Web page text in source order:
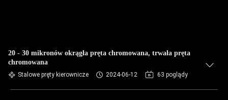
20 - 30 mikronów okrągła pręta chromowana, trwała pręta
chromowana
Stalowe pręty kierownicze 2024-06-12 63 poglądy